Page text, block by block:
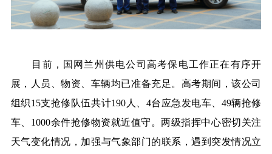
目前，国网兰州供电公司高考保电工作正在有序开
展，人员、物资、车辆均已准备充足。高考期间，该公司
组织15支抢修队伍共计190人、4台应急发电车、49辆抢修
车、1000余件抢修物资就近值守。两级指挥中心密切关注
天气变化情况，加强与气象部门的联系，遇到突发情况立